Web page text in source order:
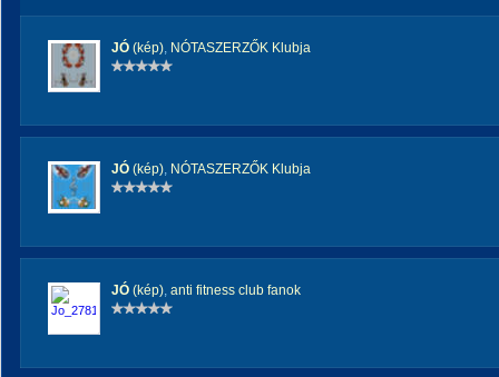
JÓ (kép), NÓTASZERZŐK Klubja
JÓ (kép), NÓTASZERZŐK Klubja
JÓ (kép), anti fitness club fanok